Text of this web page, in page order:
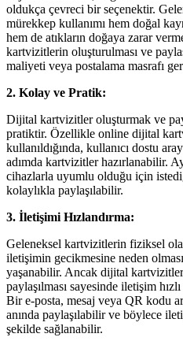
oldukça çevreci bir seçenektir.
mürekkep kullanımı hem doğal
hem de atıkların doğaya zarar
kartvizitlerin oluşturulması ve
maliyeti veya postalama masrafı
2. Kolay ve Pratik:
Dijital kartvizitler oluşturmak ve
pratiktir. Özellikle online dijital
kullanıldığında, kullanıcı dostu
adımda kartvizitler hazırlanabilir.
cihazlarla uyumlu olduğu için
kolaylıkla paylaşılabilir.
3. İletişimi Hızlandırma:
Geleneksel kartvizitlerin fiziksel
iletişimin gecikmesine neden
yaşanabilir. Ancak dijital
paylaşılması sayesinde iletişim
Bir e-posta, mesaj veya QR kodu
anında paylaşılabilir ve böylece
şekilde sağlanabilir.